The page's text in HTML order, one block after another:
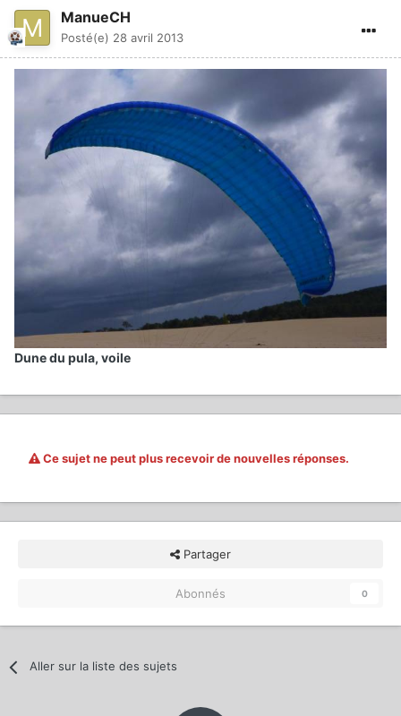
ManueCH
Posté(e) 28 avril 2013
Dune du pula, voile
Ce sujet ne peut plus recevoir de nouvelles réponses.
Partager
Abonnés 0
Aller sur la liste des sujets